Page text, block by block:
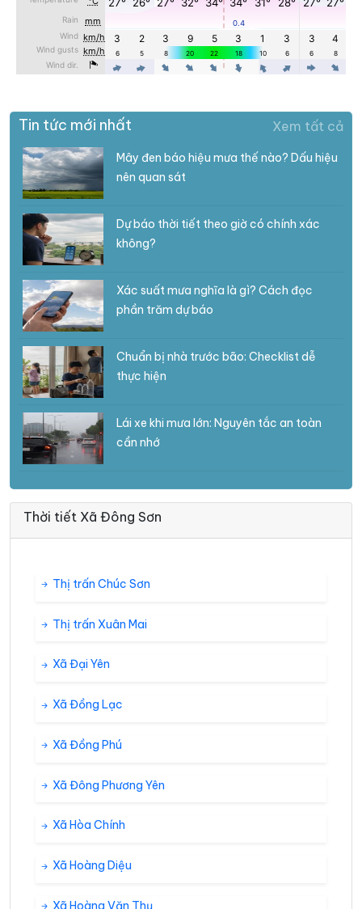
Tin tức mới nhất Xem tất cả
Mây đen báo hiệu mưa thế nào? Dấu hiệu
nên quan sát
Dự báo thời tiết theo giờ có chính xác
không?
Xác suất mưa nghĩa là gì? Cách đọc
phần trăm dự báo
Chuẩn bị nhà trước bão: Checklist dễ
thực hiện
Lái xe khi mưa lớn: Nguyên tắc an toàn
cần nhớ
Thời tiết Xã Đông Sơn
Thị trấn Chúc Sơn
Thị trấn Xuân Mai
Xã Đại Yên
Xã Đồng Lạc
Xã Đồng Phú
Xã Đông Phương Yên
Xã Hòa Chính
Xã Hoàng Diệu
Xã Hoàng Văn Thụ